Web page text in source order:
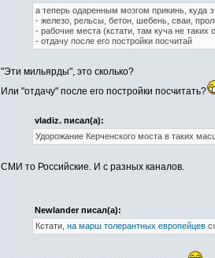
а теперь одаренным мозгом прикинь, куда
- железо, рельсы, бетон, шебень, сваи,
- рабочие места (кстати, там куча не таких
- отдачу после его постройки посчитай
"Эти мильярды", это сколько?
Или "отдачу" после его постройки посчитать?
vladiz. писал(а):
Удорожание Керченского моста в таких
СМИ то Российские. И с разных каналов.
Newlander писал(а):
Кстати, на марш толерантных европейцев